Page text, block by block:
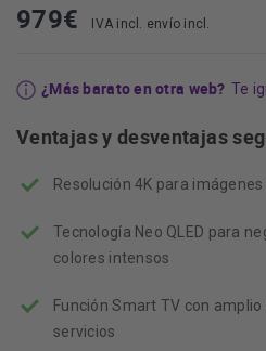
979€ IVA incl. envío incl.
¿Más barato en otra web? Te
Ventajas y desventajas
Resolución 4K para
Tecnología Neo QLED para
colores intensos
Función Smart TV con
servicios